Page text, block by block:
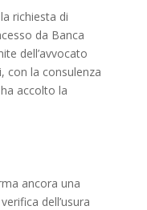
richiesta di
da Banca
dell’avvocato
con la consulenza
accolto la
ancora una
dell’usura